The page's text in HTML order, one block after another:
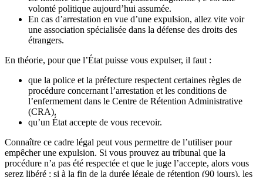
volonté politique aujourd’hui assumée.
En cas d’arrestation en vue d’une expulsion, allez vite voir
une association spécialisée dans la défense des droits des
étrangers.
En théorie, pour que l’État puisse vous expulser, il faut :
que la police et la préfecture respectent certaines règles de
procédure concernant l’arrestation et les conditions de
l’enfermement dans le Centre de Rétention Administrative
(CRA),
qu’un État accepte de vous recevoir.
Connaître ce cadre légal peut vous permettre de l’utiliser pour
empêcher une expulsion. Si vous prouvez au tribunal que la
procédure n’a pas été respectée et que le juge l’accepte, alors vous
serez libéré ; si à la fin de la durée légale de rétention (90 jours), les